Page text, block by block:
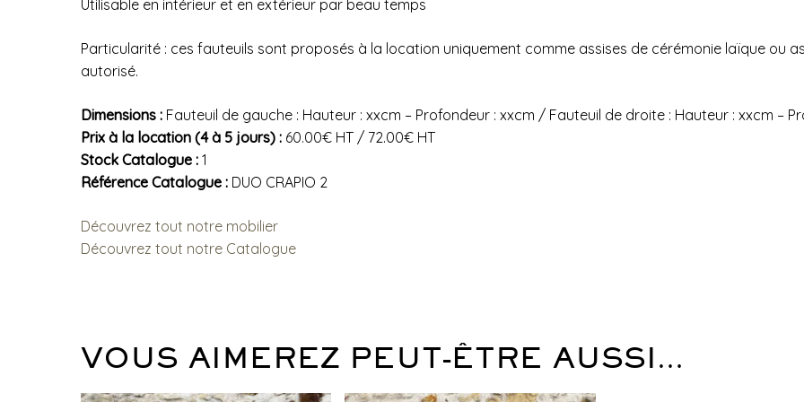
Utilisable en intérieur et en extérieur par beau temps
Particularité : ces fauteuils sont proposés à la location uniquement comme assises de cérémonie laïque ou
autorisé.
Dimensions : Fauteuil de gauche : Hauteur : xxcm – Profondeur : xxcm / Fauteuil de droite : Hauteur : xxcm –
Prix à la location (4 à 5 jours) : 60.00€ HT / 72.00€ HT
Stock Catalogue : 1
Référence Catalogue : DUO CRAPIO 2
Découvrez tout notre mobilier
Découvrez tout notre Catalogue
VOUS AIMEREZ PEUT-ÊTRE AUSSI…